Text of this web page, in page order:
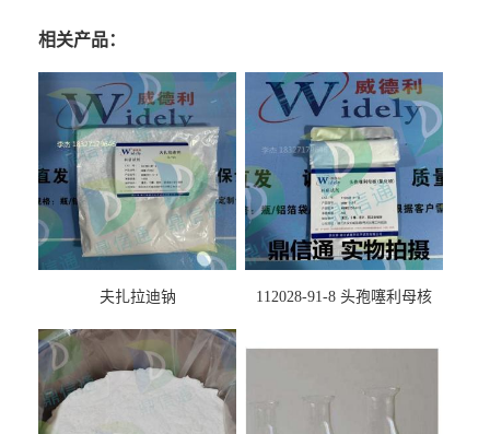
相关产品：
夫扎拉迪钠
112028-91-8 头孢噻利母核